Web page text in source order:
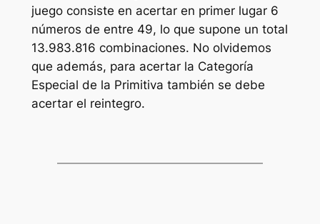
juego consiste en acertar en primer lugar 6
números de entre 49, lo que supone un total
13.983.816 combinaciones. No olvidemos
que además, para acertar la Categoría
Especial de la Primitiva también se debe
acertar el reintegro.